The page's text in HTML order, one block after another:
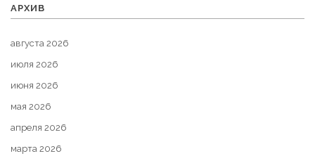
АРХИВ
августа 2026
июля 2026
июня 2026
мая 2026
апреля 2026
марта 2026